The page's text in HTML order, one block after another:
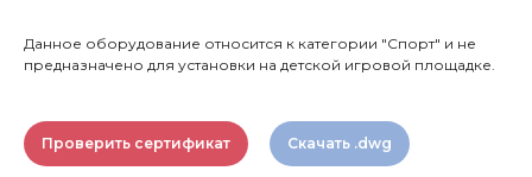
Данное оборудование относится к категории "Спорт" и не
предназначено для установки на детской игровой площадке.
Проверить сертификат Скачать .dwg